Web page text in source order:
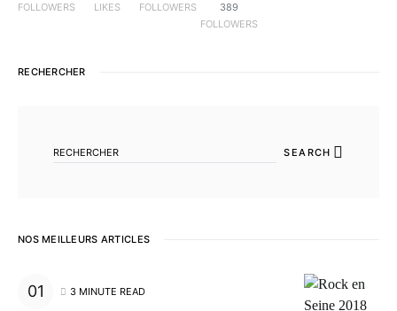
FOLLOWERS LIKES FOLLOWERS
389
FOLLOWERS
RECHERCHER
SEARCH
NOS MEILLEURS ARTICLES
3 MINUTE READ